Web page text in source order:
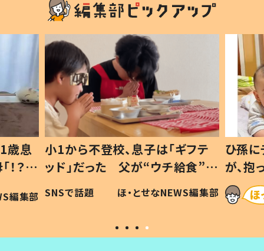
歳息
？」
編集部
小1から不登校、息子は「ギフテ
ッド」だった 父が“ウチ給食”を
作り続ける理由とは #令和の親
#令和の子
SNSで話題 ほ・とせなNEWS編集部
ひ孫
が、
「涙が
い」